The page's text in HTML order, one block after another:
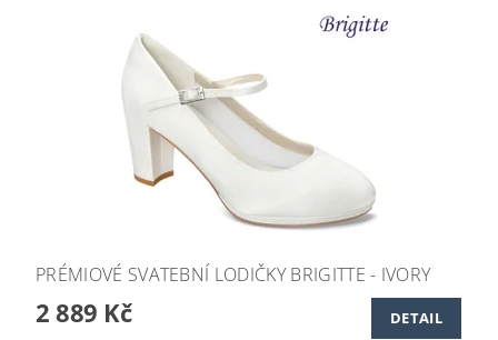
PRÉMIOVÉ SVATEBNÍ LODIČKY BRIGITTE - IVORY
2 889 Kč DETAIL